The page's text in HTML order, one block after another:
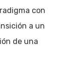
con
a un
de una